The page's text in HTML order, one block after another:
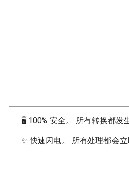
🖥 100% 安全。 所有转换都发
✨快速闪电。 所有处理都会